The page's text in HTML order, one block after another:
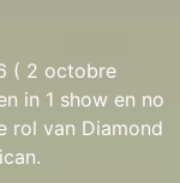
( 2 octobre
in 1 show en no
rol van Diamond